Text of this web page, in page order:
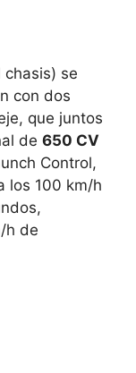
chasis) se
con dos
que juntos
de 650 CV
Control,
los 100 km/h
h de